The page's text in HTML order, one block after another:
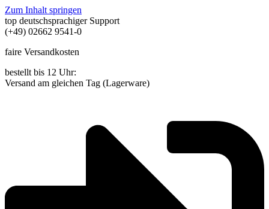
Zum Inhalt springen
top deutschsprachiger Support
(+49) 02662 9541-0
faire Versandkosten
bestellt bis 12 Uhr:
Versand am gleichen Tag (Lagerware)